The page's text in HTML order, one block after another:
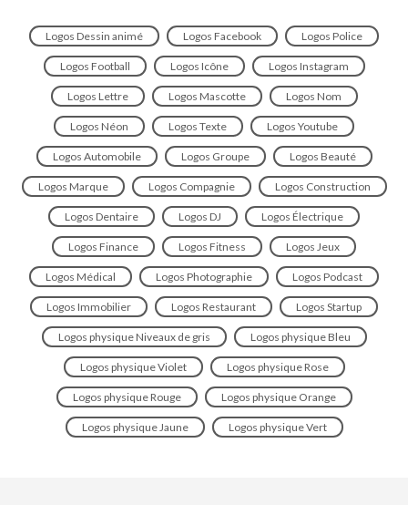
Logos Dessin animé Logos Facebook Logos Police
Logos Football Logos Icône Logos Instagram
Logos Lettre Logos Mascotte Logos Nom
Logos Néon Logos Texte Logos Youtube
Logos Automobile Logos Groupe Logos Beauté
Logos Marque Logos Compagnie Logos Construction
Logos Dentaire Logos DJ Logos Électrique
Logos Finance Logos Fitness Logos Jeux
Logos Médical Logos Photographie Logos Podcast
Logos Immobilier Logos Restaurant Logos Startup
Logos physique Niveaux de gris Logos physique Bleu
Logos physique Violet Logos physique Rose
Logos physique Rouge Logos physique Orange
Logos physique Jaune Logos physique Vert